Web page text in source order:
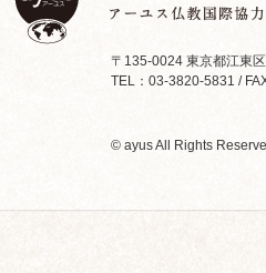
〒135-0024 東京都江東
TEL：03-3820-5831 /
© ayus All Rights